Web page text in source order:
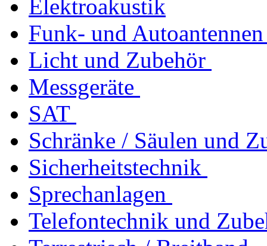
Elektroakustik
Funk- und Autoantennen
Licht und Zubehör
Messgeräte
SAT
Schränke / Säulen und
Sicherheitstechnik
Sprechanlagen
Telefontechnik und